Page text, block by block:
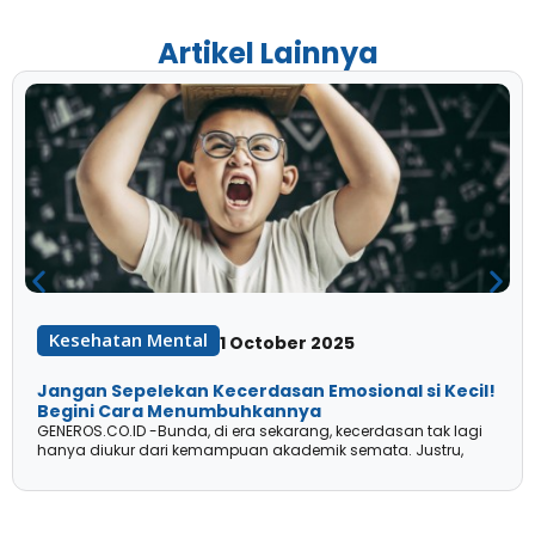
Artikel Lainnya
Kesehatan Mental 1 October 2025
Jangan Sepelekan Kecerdasan Emosional si Kecil!
Begini Cara Menumbuhkannya
GENEROS.CO.ID -Bunda, di era sekarang, kecerdasan tak lagi
hanya diukur dari kemampuan akademik semata. Justru,